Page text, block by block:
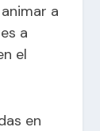
a
a
el
en